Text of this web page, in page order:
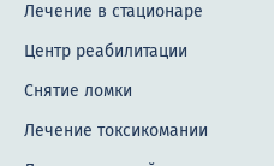
Лечение в стационаре
Центр реабилитации
Снятие ломки
Лечение токсикомании